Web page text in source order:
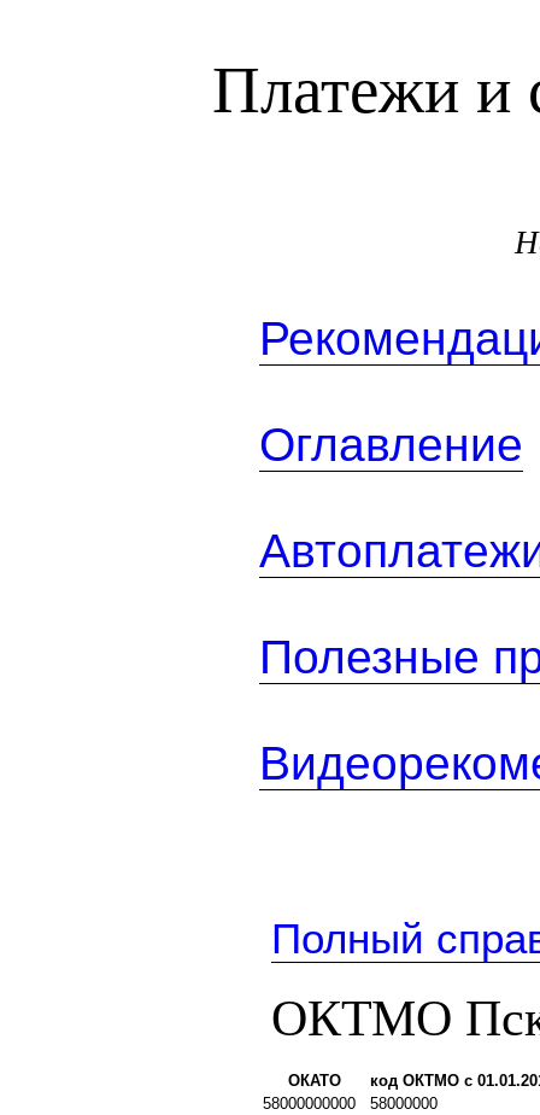
Платежи и
Оглавление
Полезные
Полный
ОКТМО
ОКАТО
код ОКТМО с
58000000000
58000000